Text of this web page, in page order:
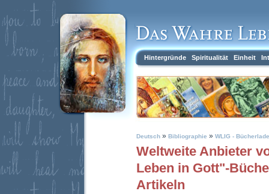
Hintergründe Spiritualität Einheit
Deutsch » Bibliographie » WLIG -
Weltweite Anbieter
Leben in Gott"-
Artikeln